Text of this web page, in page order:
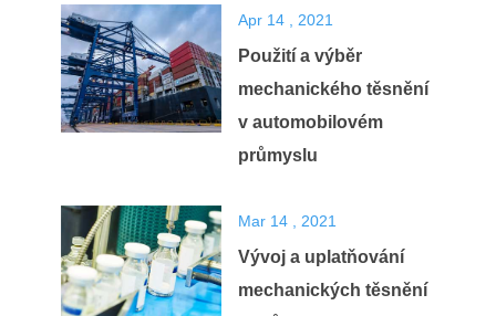
Apr 14 , 2021
Použití a výběr
mechanického těsnění
v automobilovém
průmyslu
Mar 14 , 2021
Vývoj a uplatňování
mechanických těsnění